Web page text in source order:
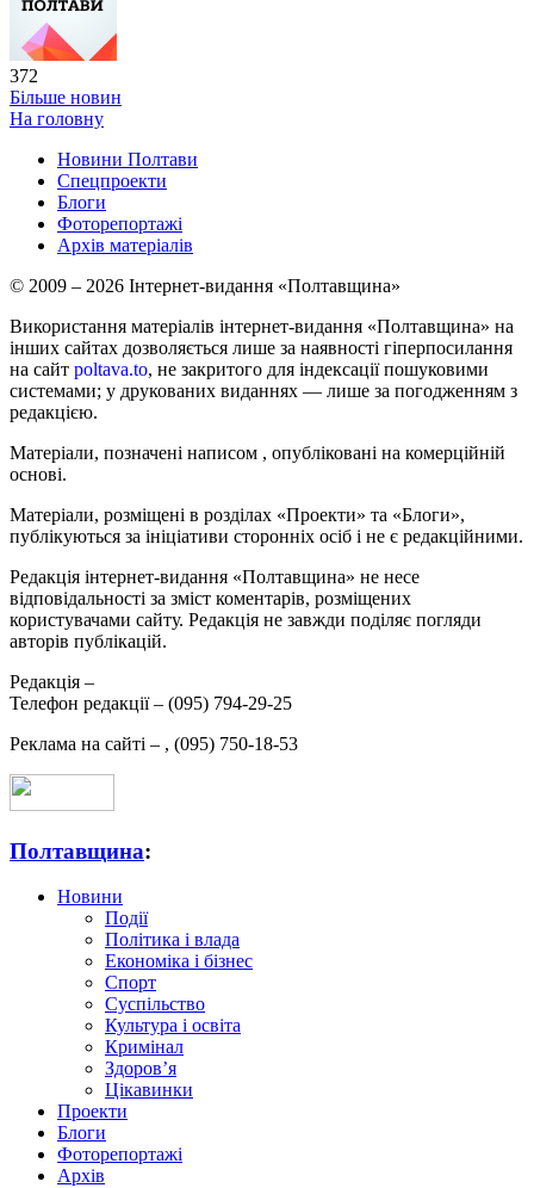
372
Більше новин
На головну
Новини Полтави
Спецпроекти
Блоги
Фоторепортажі
Архів матеріалів
© 2009 – 2026 Інтернет-видання «Полтавщина»
Використання матеріалів інтернет-видання «Полтавщина» на
інших сайтах дозволяється лише за наявності гіперпосилання
на сайт poltava.to, не закритого для індексації пошуковими
системами; у друкованих виданнях — лише за погодженням з
редакцією.
Матеріали, позначені написом , опубліковані на комерційній
основі.
Матеріали, розміщені в розділах «Проекти» та «Блоги»,
публікуються за ініціативи сторонніх осіб і не є редакційними.
Редакція інтернет-видання «Полтавщина» не несе
відповідальності за зміст коментарів, розміщених
користувачами сайту. Редакція не завжди поділяє погляди
авторів публікацій.
Редакція –
Телефон редакції – (095) 794-29-25
Реклама на сайті – , (095) 750-18-53
Полтавщина:
Новини
Події
Політика і влада
Економіка і бізнес
Спорт
Суспільство
Культура і освіта
Кримінал
Здоров’я
Цікавинки
Проекти
Блоги
Фоторепортажі
Архів